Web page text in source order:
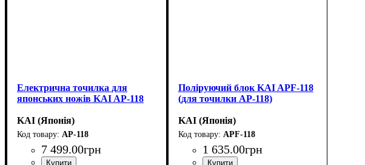
Електрична точилка для
японських ножів KAI AP-118
KAI (Японія)
AP-118
7 499.00грн
Поліруючий блок KAI APF-118
(для точилки AP-118)
KAI (Японія)
APF-118
1 635.00грн